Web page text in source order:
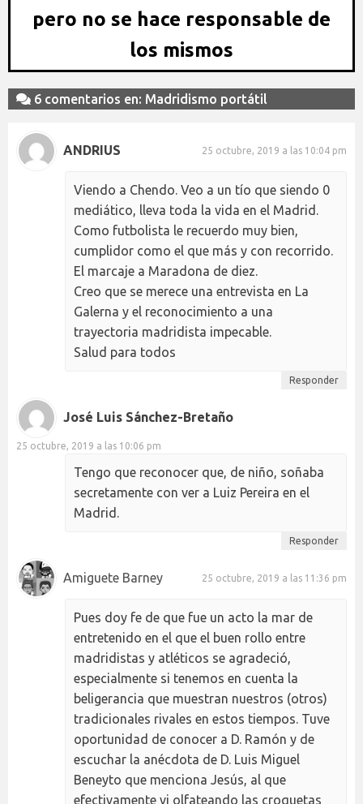
pero no se hace responsable de
los mismos
6 comentarios en: Madridismo portátil
ANDRIUS 25 octubre, 2019 a las 10:04 pm
Viendo a Chendo. Veo a un tío que siendo 0
mediático, lleva toda la vida en el Madrid.
Como futbolista le recuerdo muy bien,
cumplidor como el que más y con recorrido.
El marcaje a Maradona de diez.
Creo que se merece una entrevista en La
Galerna y el reconocimiento a una
trayectoria madridista impecable.
Salud para todos
Responder
José Luis Sánchez-Bretaño
25 octubre, 2019 a las 10:06 pm
Tengo que reconocer que, de niño, soñaba
secretamente con ver a Luiz Pereira en el
Madrid.
Responder
Amiguete Barney 25 octubre, 2019 a las 11:36 pm
Pues doy fe de que fue un acto la mar de
entretenido en el que el buen rollo entre
madridistas y atléticos se agradeció,
especialmente si tenemos en cuenta la
beligerancia que muestran nuestros (otros)
tradicionales rivales en estos tiempos. Tuve
oportunidad de conocer a D. Ramón y de
escuchar la anécdota de D. Luis Miguel
Beneyto que menciona Jesús, al que
efectivamente vi olfateando las croquetas